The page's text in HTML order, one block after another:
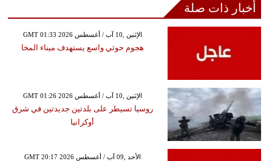
أخبار ذات صلة
GMT 01:33 2026 الإثنين ,10 آب / أغسطس
هجوم حوثي واسع يستهدف ميناء المخا
GMT 01:26 2026 الإثنين ,10 آب / أغسطس
روسيا تسيطر على بلدتين جديدتين في شرق
أوكرانيا
GMT 20:17 2026 الأحد ,09 آب / أغسطس